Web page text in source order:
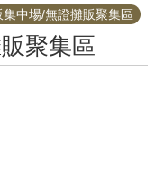
集中場/無證攤販聚集區
聚集區